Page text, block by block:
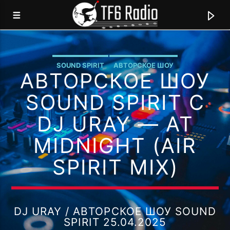
TF6 RADIO
МЫ ГОВОРИМ НА ЯЗЫКЕ МУЗЫКИ!
0:00
SOUND SPIRIT АВТОРСКОЕ ШОУ
АВТОРСКОЕ ШОУ
SOUND SPIRIT С
DJ URAY — AT
MIDNIGHT (AIR
SPIRIT MIX)
DJ URAY / АВТОРСКОЕ ШОУ SOUND
SPIRIT 25.04.2025